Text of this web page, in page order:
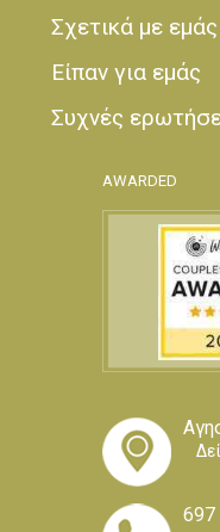
Σχετικά με εμάς
Είπαν για εμάς
Συχνές
AWARDED
697